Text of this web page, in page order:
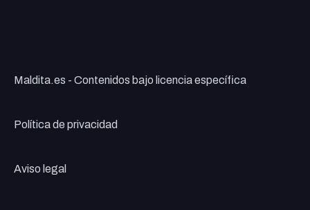
Maldita.es - Contenidos bajo licencia específica
Política de privacidad
Aviso legal